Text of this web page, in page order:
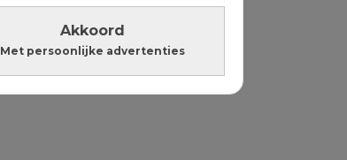
Akkoord
Met persoonlijke advertenties